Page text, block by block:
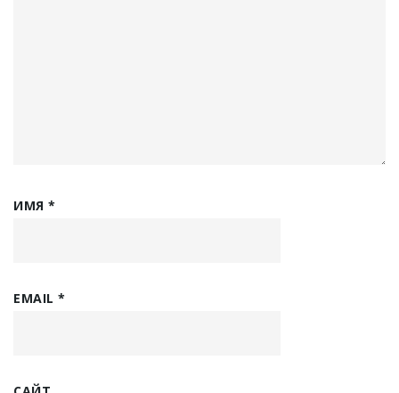
ИМЯ*
EMAIL*